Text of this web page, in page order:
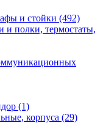
и стойки (492)
и полки, термостаты,
(1)
корпуса (29)